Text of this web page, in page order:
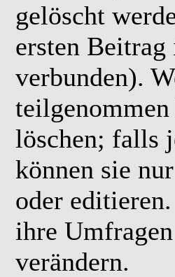
gelöscht
ersten
verbunden).
löschen; falls
können sie
oder
ihre
verändern.